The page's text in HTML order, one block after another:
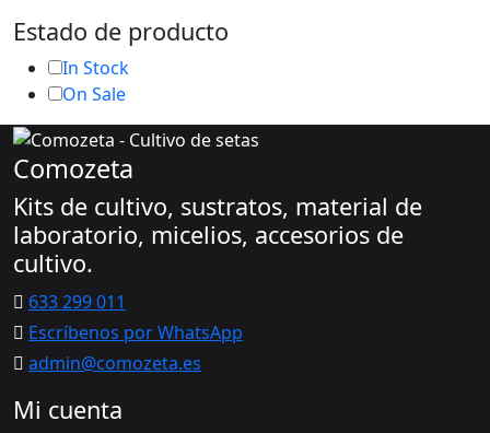
Estado de producto
In Stock
On Sale
Comozeta
Kits de cultivo, sustratos, material de
laboratorio, micelios, accesorios de
cultivo.
633 299 011
Escríbenos por WhatsApp
admin@comozeta.es
Mi cuenta